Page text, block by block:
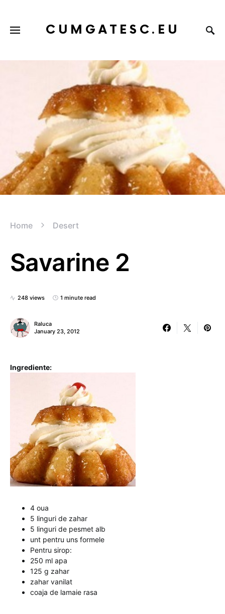
CUMGATESC.EU
Home Desert
Savarine 2
248 views 1 minute read
Raluca
January 23, 2012
Ingrediente:
4 oua
5 linguri de zahar
5 linguri de pesmet alb
unt pentru uns formele
Pentru sirop:
250 ml apa
125 g zahar
zahar vanilat
coaja de lamaie rasa